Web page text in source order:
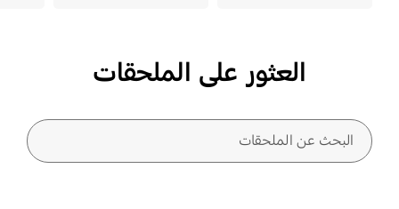
العثور على الملحقات
البحث عن الملحقات